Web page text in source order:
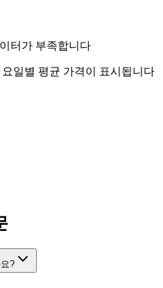
터가 부족합니다
일별 평균 가격이 표시됩니다
?